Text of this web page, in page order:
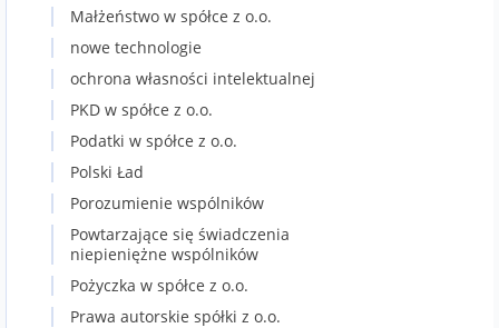
Małżeństwo w spółce z o.o.
nowe technologie
ochrona własności intelektualnej
PKD w spółce z o.o.
Podatki w spółce z o.o.
Polski Ład
Porozumienie wspólników
Powtarzające się świadczenia
niepieniężne wspólników
Pożyczka w spółce z o.o.
Prawa autorskie spółki z o.o.